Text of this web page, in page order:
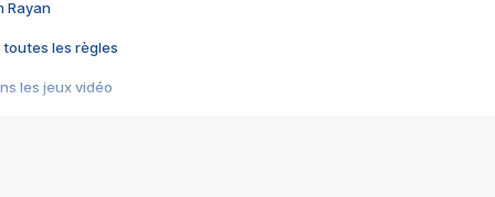
Rayan
toutes les règles
les jeux vidéo